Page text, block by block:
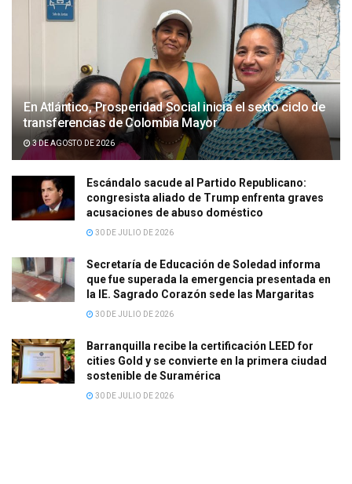
En Atlántico, Prosperidad Social inicia el sexto ciclo de
transferencias de Colombia Mayor
3 DE AGOSTO DE 2026
Escándalo sacude al Partido Republicano:
congresista aliado de Trump enfrenta graves
acusaciones de abuso doméstico
30 DE JULIO DE 2026
Secretaría de Educación de Soledad informa
que fue superada la emergencia presentada en
la IE. Sagrado Corazón sede las Margaritas
30 DE JULIO DE 2026
Barranquilla recibe la certificación LEED for
cities Gold y se convierte en la primera ciudad
sostenible de Suramérica
30 DE JULIO DE 2026